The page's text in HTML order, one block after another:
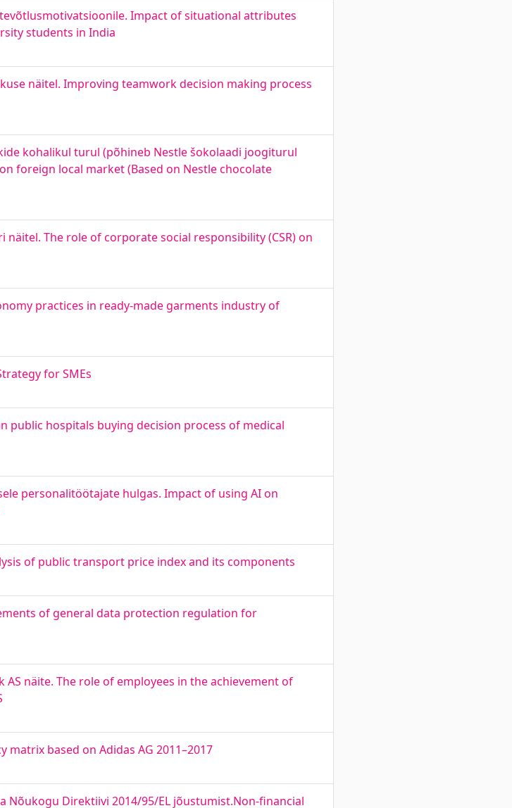
Impact of situational attributes
students in India
näitel. Improving teamwork decision making process
kohalikul turul (põhineb Nestle šokolaadi joogiturul
foreign local market (Based on Nestle chocolate
The role of corporate social responsibility (CSR) on
practices in ready-made garments industry of
for SMEs
public hospitals buying decision process of medical
personalitöötajate hulgas. Impact of using AI on
of public transport price index and its components
of general data protection regulation for
näite. The role of employees in the achievement of
matrix based on Adidas AG 2011–2017
Direktiivi 2014/95/EL jõustumist.Non-financial